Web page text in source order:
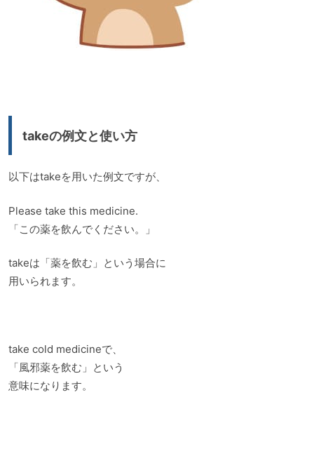
takeの例文と使い方
以下はtakeを用いた例文ですが、
Please take this medicine.
「この薬を飲んでください。」
takeは「薬を飲む」という場合に
用いられます。
take cold medicineで、
「風邪薬を飲む」という
意味になります。